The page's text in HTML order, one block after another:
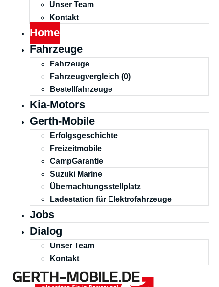
Unser Team
Kontakt
Home
Fahrzeuge
Fahrzeuge
Fahrzeugvergleich (0)
Bestellfahrzeuge
Kia-Motors
Gerth-Mobile
Erfolgsgeschichte
Freizeitmobile
CampGarantie
Suzuki Marine
Übernachtungsstellplatz
Ladestation für Elektrofahrzeuge
Jobs
Dialog
Unser Team
Kontakt